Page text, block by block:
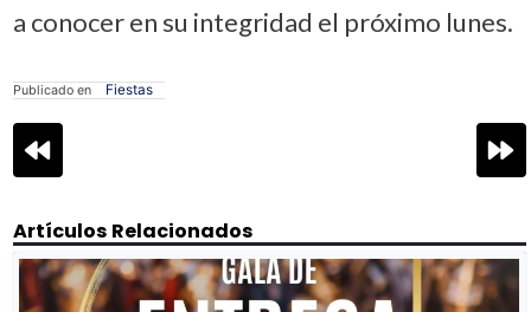
a conocer en su integridad el próximo lunes.
Publicado en Fiestas
Navegación
de
Artículos Relacionados